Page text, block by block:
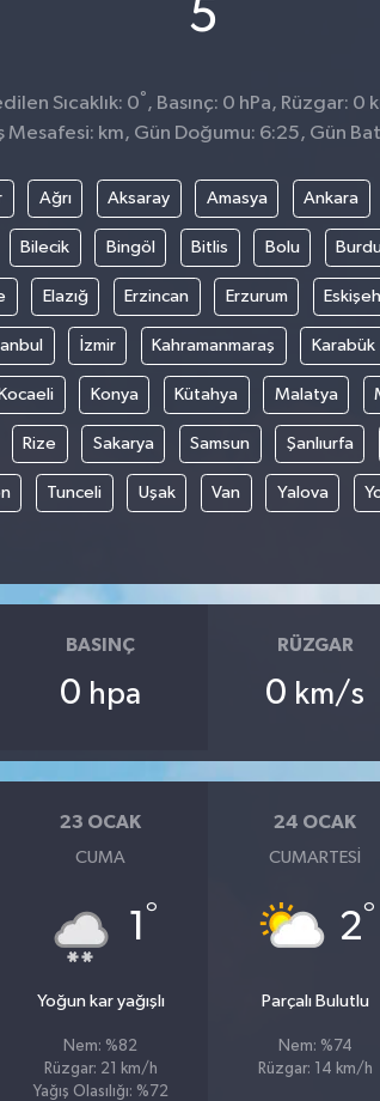
5
Sıcaklık: 0° , Basınç: 0 hPa, Rüzgar: 0
Mesafesi: km, Gün Doğumu: 6:25, Gün
Ağrı Aksaray Amasya Ankara
Bilecik Bingöl Bitlis Bolu
Elazığ Erzincan Erzurum
İzmir Kahramanmaraş Karabük
Kocaeli Konya Kütahya Malatya
Rize Sakarya Samsun Şanlıurfa
Tunceli Uşak Van Yalova
BASINÇ
0 hpa
RÜZGAR
0 km/s
23 OCAK
CUMA
1 °
Yoğun kar yağışlı
Nem: %82
Rüzgar: 21 km/h
Yağış Olasılığı: %72
24 OCAK
CUMARTESI
2°
Parçalı Bulutlu
Nem: %74
Rüzgar: 14 km/h